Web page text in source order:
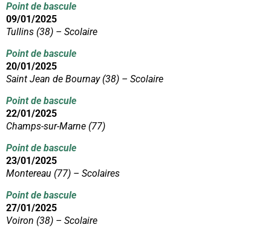
Point de bascule
09/01/2025
Tullins (38) – Scolaire
Point de bascule
20/01/2025
Saint Jean de Bournay (38) – Scolaire
Point de bascule
22/01/2025
Champs-sur-Marne (77)
Point de bascule
23/01/2025
Montereau (77) – Scolaires
Point de bascule
27/01/2025
Voiron (38) – Scolaire